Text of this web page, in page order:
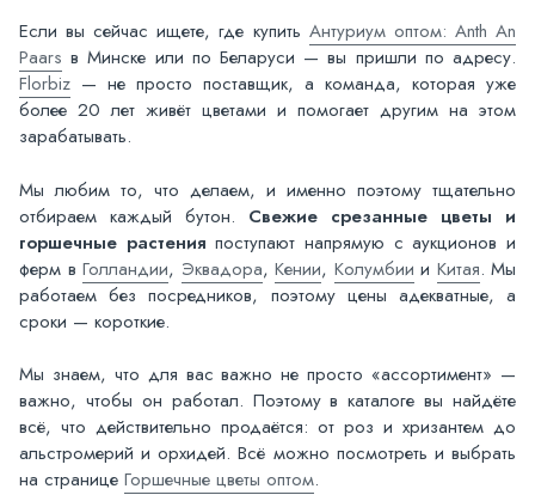
Если вы сейчас ищете, где купить Антуриум оптом: Anth An
Paars в Минске или по Беларуси — вы пришли по адресу.
Florbiz — не просто поставщик, а команда, которая уже
более 20 лет живёт цветами и помогает другим на этом
зарабатывать.
Мы любим то, что делаем, и именно поэтому тщательно
отбираем каждый бутон. Свежие срезанные цветы и
горшечные растения поступают напрямую с аукционов и
ферм в Голландии, Эквадора, Кении, Колумбии и Китая. Мы
работаем без посредников, поэтому цены адекватные, а
сроки — короткие.
Мы знаем, что для вас важно не просто «ассортимент» —
важно, чтобы он работал. Поэтому в каталоге вы найдёте
всё, что действительно продаётся: от роз и хризантем до
альстромерий и орхидей. Всё можно посмотреть и выбрать
на странице Горшечные цветы оптом.